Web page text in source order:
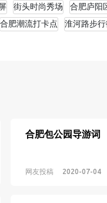
街头时尚秀场 合肥庐阳
合肥潮流打卡点 淮河路步
合肥包公园导游词
网友投稿 2020-07-04